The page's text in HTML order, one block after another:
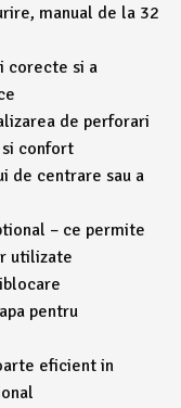
manual de la 32
corecte si a
de perforari
confort
de centrare sau a
– ce permite
utilizate
pentru
eficient in